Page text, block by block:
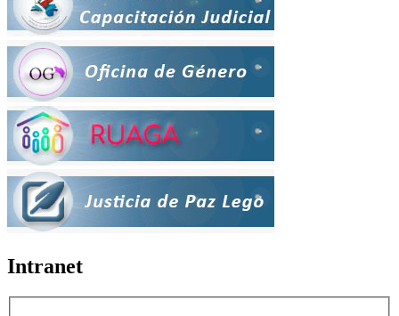
Intranet